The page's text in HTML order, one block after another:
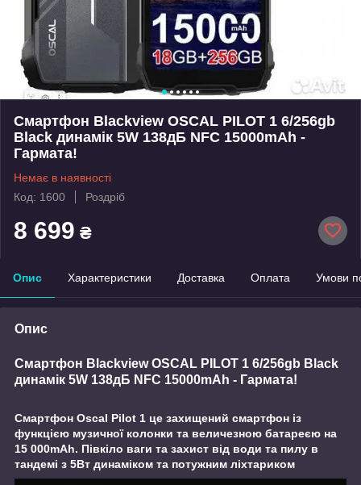
Смартфон Blackview OSCAL PILOT 1 6/256gb
Black динамік 5W 138дБ NFC 15000mAh -
Гармата!
Немає в наявності
Код: 1600
Роздріб
8 699 ₴
Опис Характеристики Доставка Оплата Умови
Опис
Смартфон Blackview OSCAL PILOT 1 6/256gb Black
динамік 5W 138дБ NFC 15000mAh - Гармата!
Смартфон Oscal Pilot 1 це захищений смартфон із
функцією музичної колонки та величезною батареєю на
15 000mAh. Півкіло ваги та захист від води та пилу в
тандемі з 5Вт динаміком та потужним ліхтариком